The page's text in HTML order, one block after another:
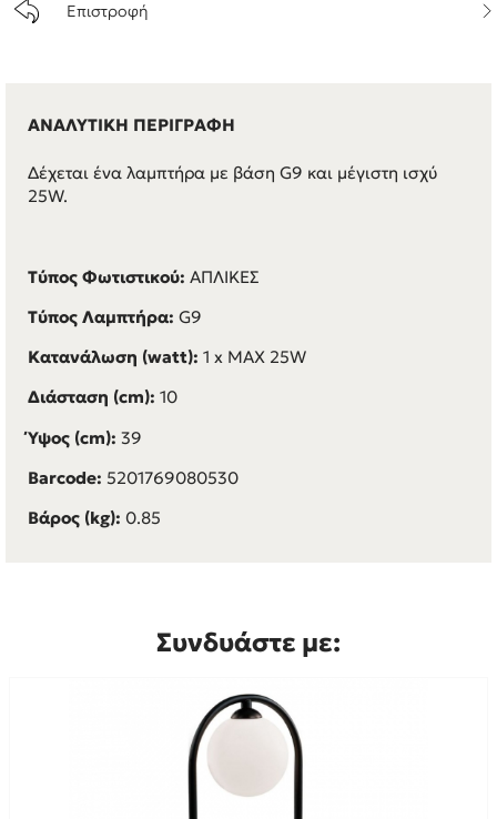
Επιστροφή
ΑΝΑΛΥΤΙΚΗ ΠΕΡΙΓΡΑΦΗ
Δέχεται ένα λαμπτήρα με βάση G9 και μέγιστη ισχύ
25W.
Τύπος Φωτιστικού: ΑΠΛΙΚΕΣ
Τύπος Λαμπτήρα: G9
Κατανάλωση (watt): 1 x MAX 25W
Διάσταση (cm): 10
Ύψος (cm): 39
Barcode: 5201769080530
Βάρος (kg): 0.85
Συνδυάστε με: